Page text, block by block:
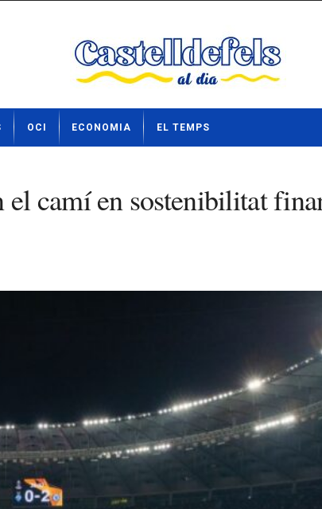
OCI ECONOMIA EL TEMPS
camí en sostenibilitat